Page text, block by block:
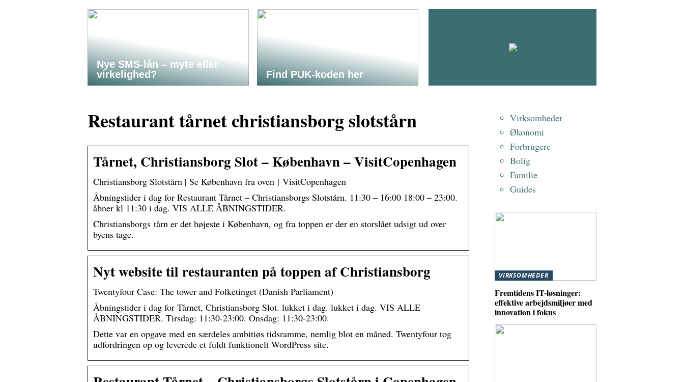
Nye SMS-lån – myte eller
virkelighed?
Find PUK-koden her
Restaurant tårnet christiansborg slotstårn
Tårnet, Christiansborg Slot – København – VisitCopenhagen
Christiansborg Slotstårn | Se København fra oven | VisitCopenhagen
Åbningstider i dag for Restaurant Tårnet – Christiansborgs Slotstårn. 11:30 – 16:00 18:00 – 23:00.
åbner kl 11:30 i dag. VIS ALLE ÅBNINGSTIDER.
Christiansborgs tårn er det højeste i København, og fra toppen er der en storslået udsigt ud over
byens tage.
Nyt website til restauranten på toppen af Christiansborg
Twentyfour Case: The tower and Folketinget (Danish Parliament)
Åbningstider i dag for Tårnet, Christiansborg Slot. lukket i dag. lukket i dag. VIS ALLE
ÅBNINGSTIDER. Tirsdag: 11:30-23:00. Onsdag: 11:30-23:00.
Dette var en opgave med en særdeles ambitiøs tidsramme, nemlig blot en måned. Twentyfour tog
udfordringen op og leverede et fuldt funktionelt WordPress site.
Virksomheder
Økonomi
Forbrugere
Bolig
Familie
Guides
VIRKSOMHEDER
Fremtidens IT-løsninger:
effektive arbejdsmiljøer med
innovation i fokus